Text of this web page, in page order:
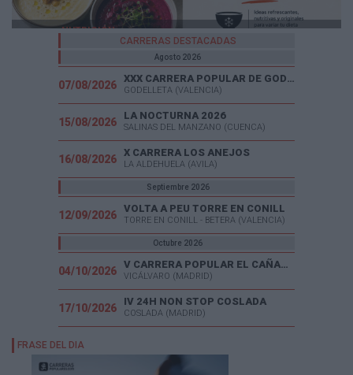
NUTRICIÓN
Sopas frías para runners: ¡hay vida más allá del gazpacho!
CARRERAS DESTACADAS
Agosto 2026
07/08/2026
XXX CARRERA POPULAR DE GODELLETA
GODELLETA (VALENCIA)
15/08/2026
LA NOCTURNA 2026
SALINAS DEL MANZANO (CUENCA)
16/08/2026
X CARRERA LOS ANEJOS
LA ALDEHUELA (AVILA)
Septiembre 2026
12/09/2026
VOLTA A PEU TORRE EN CONILL
TORRE EN CONILL - BETERA (VALENCIA)
Octubre 2026
04/10/2026
V CARRERA POPULAR EL CAÑAVERAL
VICÁLVARO (MADRID)
17/10/2026
IV 24H NON STOP COSLADA
COSLADA (MADRID)